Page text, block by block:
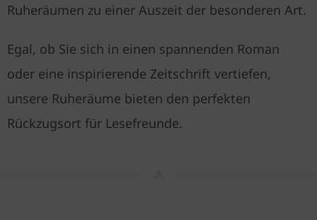
Ruheräumen zu einer Auszeit der besonderen Art.
Egal, ob Sie sich in einen spannenden Roman
oder eine inspirierende Zeitschrift vertiefen,
unsere Ruheräume bieten den perfekten
Rückzugsort für Lesefreunde.